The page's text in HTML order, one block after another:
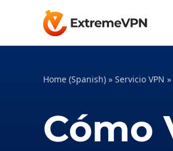
Home (Spanish) » Servicio VPN »
Cómo